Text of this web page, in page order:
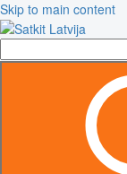
Skip to main content